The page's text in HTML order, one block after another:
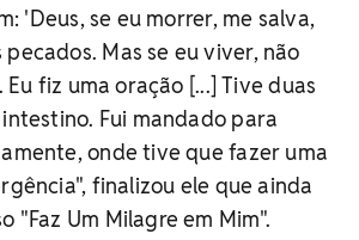
'Deus, se eu morrer, me salva,
Mas se eu viver, não
fiz uma oração [...] Tive duas
Fui mandado para
onde tive que fazer uma
finalizou ele que ainda
"Faz Um Milagre em Mim".